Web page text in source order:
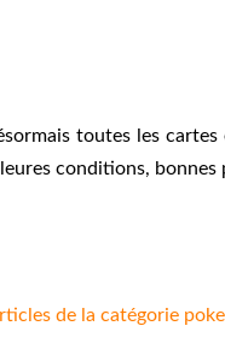
toutes les
conditions, bonnes
de la catégorie